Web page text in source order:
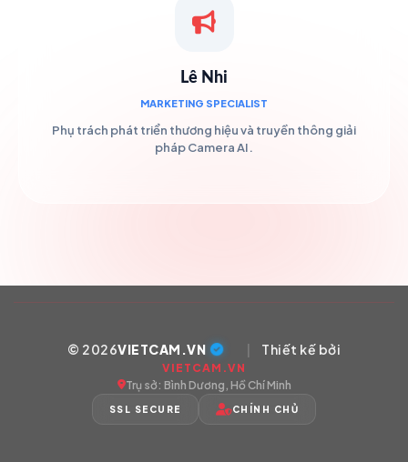
Lê Nhi
MARKETING SPECIALIST
Phụ trách phát triển thương hiệu và truyền thông giải
pháp Camera AI.
© 2026VIETCAM.VN | Thiết kế bởi
VIETCAM.VN
Trụ sở: Bình Dương, Hồ Chí Minh
SSL SECURE CHÍNH CHỦ